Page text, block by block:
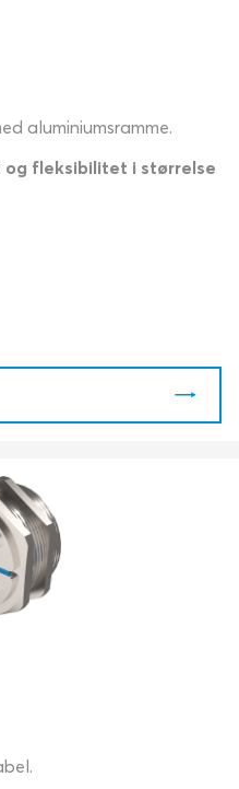
aluminiumsramme.
fleksibilitet i størrelse